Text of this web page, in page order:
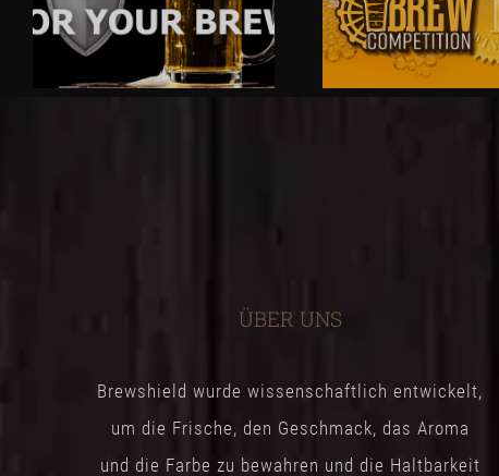
ÜBER UNS
Brewshield wurde wissenschaftlich entwickelt,
um die Frische, den Geschmack, das Aroma
und die Farbe zu bewahren und die Haltbarkeit